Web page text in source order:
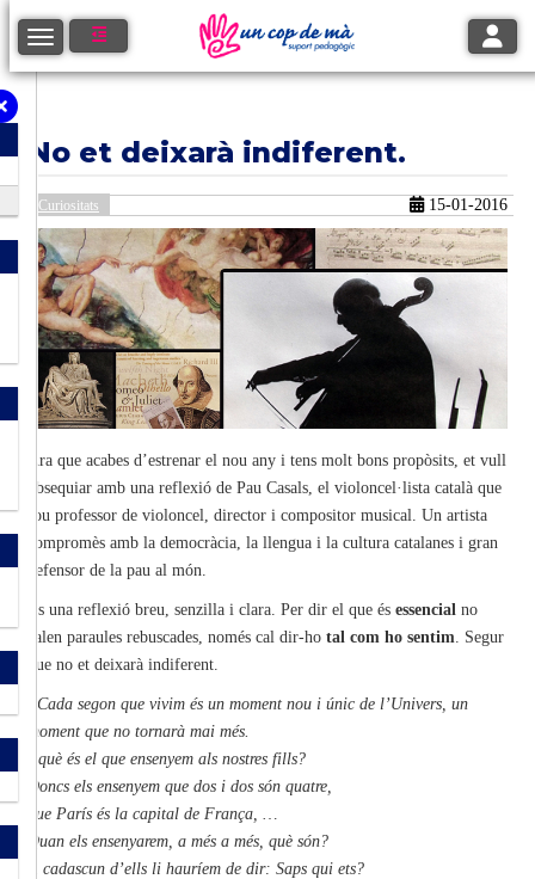
Toggle navigation
No et deixarà indiferent.
Curiositats 15-01-2016
Ara que acabes d’estrenar el nou any i tens molt bons propòsits, et vull
obsequiar amb una reflexió de Pau Casals, el violoncel·lista català que
fou professor de violoncel, director i compositor musical. Un artista
compromès amb la democràcia, la llengua i la cultura catalanes i gran
defensor de la pau al món.
És una reflexió breu, senzilla i clara. Per dir el que és essencial no
calen paraules rebuscades, només cal dir-ho tal com ho sentim . Segur
que no et deixarà indiferent.
“Cada segon que vivim és un moment nou i únic de l’Univers, un
moment que no tornarà mai més.
I què és el que ensenyem als nostres fills?
Doncs els ensenyem que dos i dos són quatre,
que París és la capital de França, …
Quan els ensenyarem, a més a més, què són?
A cadascun d’ells li hauríem de dir: Saps qui ets?